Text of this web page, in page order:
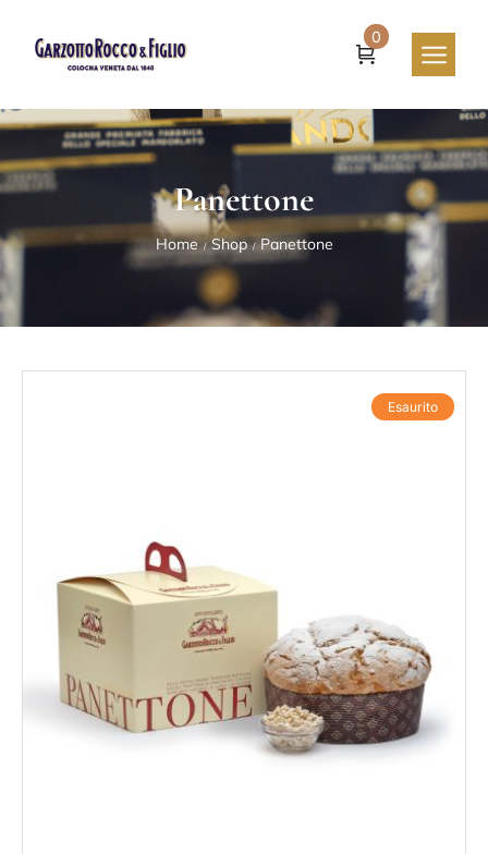
0
Panettone
Home / Shop / Panettone
Esaurito